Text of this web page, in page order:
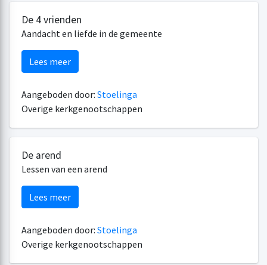
De 4 vrienden
Aandacht en liefde in de gemeente
Lees meer
Aangeboden door: Stoelinga
Overige kerkgenootschappen
De arend
Lessen van een arend
Lees meer
Aangeboden door: Stoelinga
Overige kerkgenootschappen